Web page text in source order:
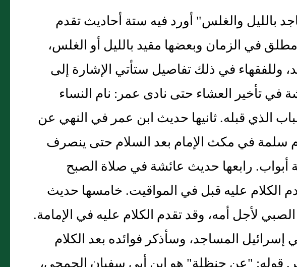
بالليل والغلس" أورد فيه ستة أحاديث تقدم
مطلق في الزمان وبعضها مقيد بالليل أو الغلس،
في ذلك تفاصيل ستأتي الإشارة إلى
في تأخير العشاء حتى نادى عمر: نام النساء
الذي قبله. ثانيها حديث ابن عمر في النهي عن
سلمة في مكث الإمام بعد السلام حتى ينصرف
أبواب. رابعها حديث عائشة في صلاة الصبح
الكلام عليه قبل في المواقيت. خامسها حديث
لأجل أمه، وقد تقدم الكلام عليه في الإمامة.
المساجد، وسأذكر فوائده بعد الكلام